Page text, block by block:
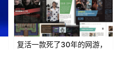
复活一款死了30年的网游，